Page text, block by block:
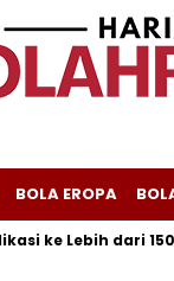
BOLA EROPA
ke Lebih dari 150